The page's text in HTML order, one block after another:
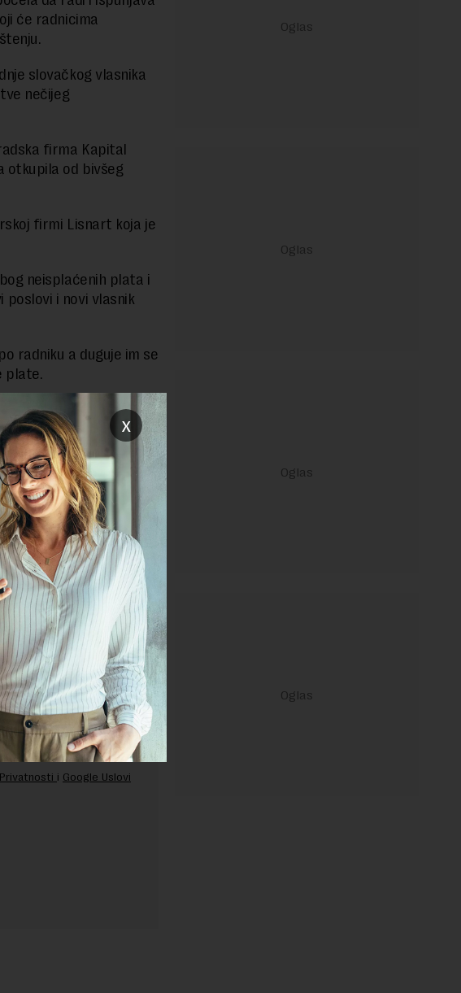
će radnicima
slovačkog vlasnika
nečijeg
firma Kapital
otkupila od bivšeg
firmi Lisnart koja je
neisplaćenih plata i
poslovi i novi vlasnik
radniku a duguje im se
plate.
izvora i uz postavljanje linka
komentarisanja i pravilima
i Google Uslovi
x